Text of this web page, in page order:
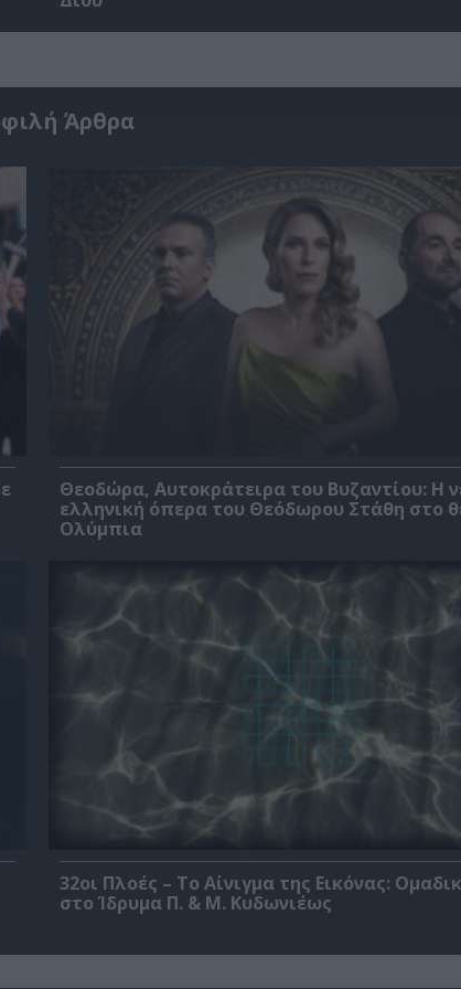
Άρθρα
Θεοδώρα, Αυτοκράτειρα του Βυζαντίου: Η
ελληνική όπερα του Θεόδωρου Στάθη στο
Ολύμπια
32οι Πλοές – Το Αίνιγμα της Εικόνας:
στο Ίδρυμα Π. & Μ. Κυδωνιέως